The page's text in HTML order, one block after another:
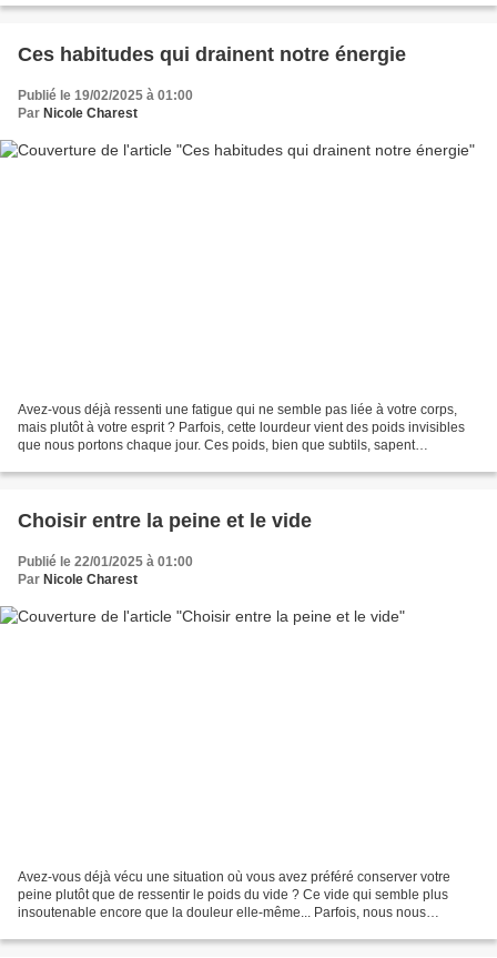
Ces habitudes qui drainent notre énergie
Publié le 19/02/2025 à 01:00
Par Nicole Charest
Avez-vous déjà ressenti une fatigue qui ne semble pas liée à votre corps,
mais plutôt à votre esprit ? Parfois, cette lourdeur vient des poids invisibles
que nous portons chaque jour. Ces poids, bien que subtils, sapent
Choisir entre la peine et le vide
Publié le 22/01/2025 à 01:00
Par Nicole Charest
Avez-vous déjà vécu une situation où vous avez préféré conserver votre
peine plutôt que de ressentir le poids du vide ? Ce vide qui semble plus
insoutenable encore que la douleur elle-même... Parfois, nous nous